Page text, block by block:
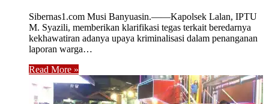
Sibernas1.com Musi Banyuasin.——Kapolsek Lalan, IPTU
M. Syazili, memberikan klarifikasi tegas terkait beredarnya
kekhawatiran adanya upaya kriminalisasi dalam penanganan
laporan warga…
Read More »